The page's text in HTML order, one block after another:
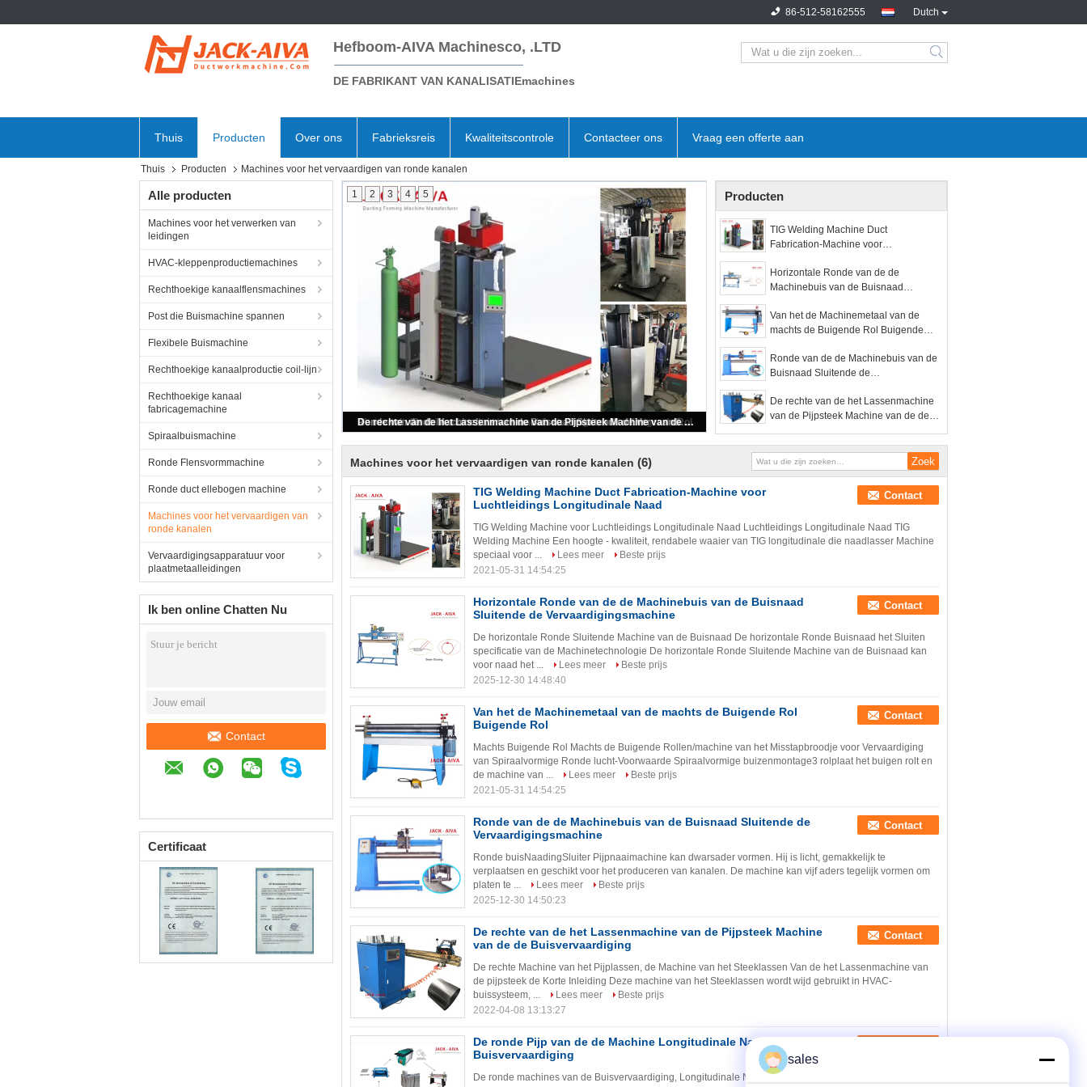
Dutch
86-512-58162555
Hefboom-AIVA Machinesco, .LTD
DE FABRIKANT VAN KANALISATIEmachines
Thuis Producten Over ons Fabrieksreis Kwaliteitscontrole Contacteer ons Vraag een offerte aan
Thuis Producten Machines voor het vervaardigen van ronde kanalen
Alle producten
Machines voor het verwerken van
leidingen
HVAC-kleppenproductiemachines
Rechthoekige kanaalflensmachines
Post die Buismachine spannen
Flexibele Buismachine
Rechthoekige kanaalproductie coil-lijn
Rechthoekige kanaal
fabricagemachine
Spiraalbuismachine
Ronde Flensvormmachine
Ronde duct ellebogen machine
Machines voor het vervaardigen van
ronde kanalen
Vervaardigingsapparatuur voor
plaatmetaalleidingen
Ik ben online Chatten Nu
Contact
Certificaat
TIG Welding Machine Duct Fabrication-Machine voor Luchtleidings Longitudinale Naad
Horizontale Ronde van de de Machinebuis van de Buisnaad Sluitende de Vervaardigingsmachine
Van het de Machinemetaal van de machts de Buigende Rol Buigende Rol
Ronde van de de Machinebuis van de Buisnaad Sluitende de VervaardigingsmachineDe rechte van de het Lassenmachine van de Pijpsteek Machine van de de Buisvervaardiging
1 2 3 4 5 Producten
TIG Welding Machine Duct
Fabrication-Machine voor
Horizontale Ronde van de de
Machinebuis van de Buisnaad
Van het de Machinemetaal van de
machts de Buigende Rol Buigende
Ronde van de de Machinebuis van de
Buisnaad Sluitende de
De rechte van de het Lassenmachine
van de Pijpsteek Machine van de de
Machines voor het vervaardigen van ronde kanalen (6)
TIG Welding Machine Duct Fabrication-Machine voor
Luchtleidings Longitudinale Naad
Contact
TIG Welding Machine voor Luchtleidings Longitudinale Naad Luchtleidings Longitudinale Naad TIG
Welding Machine Een hoogte - kwaliteit, rendabele waaier van TIG longitudinale die naadlasser Machine
speciaal voor ...
Lees meer
Beste prijs
2021-05-31 14:54:25
Horizontale Ronde van de de Machinebuis van de Buisnaad
Sluitende de Vervaardigingsmachine
Contact
De horizontale Ronde Sluitende Machine van de Buisnaad De horizontale Ronde Buisnaad het Sluiten
specificatie van de Machinetechnologie De horizontale Ronde Sluitende Machine van de Buisnaad kan
voor naad het ...
Lees meer
Beste prijs
2025-12-30 14:48:40
Van het de Machinemetaal van de machts de Buigende Rol
Buigende Rol
Contact
Machts Buigende Rol Machts de Buigende Rollen/machine van het Misstapbroodje voor Vervaardiging
van Spiraalvormige Ronde lucht-Voorwaarde Spiraalvormige buizenmontage3 rolplaat het buigen rolt en
de machine van ...
Lees meer
Beste prijs
2021-05-31 14:54:25
Ronde van de de Machinebuis van de Buisnaad Sluitende de
Vervaardigingsmachine
Contact
Ronde buisNaadingSluiter Pijpnaaimachine kan dwarsader vormen. Hij is licht, gemakkelijk te
verplaatsen en geschikt voor het produceren van kanalen. De machine kan vijf aders tegelijk vormen om
platen te ...
Lees meer
Beste prijs
2025-12-30 14:50:23
De rechte van de het Lassenmachine van de Pijpsteek Machine
van de de Buisvervaardiging
Contact
De rechte Machine van het Pijplassen, de Machine van het Steeklassen Van de het Lassenmachine van
de pijpsteek de Korte Inleiding Deze machine van het Steeklassen wordt wijd gebruikt in HVAC-
buissysteem, ...
Lees meer
Beste prijs
2022-04-08 13:13:27
De ronde Pijp van de de Machine Longitudinale Naad van de
Buisvervaardiging
De ronde machines van de Buisvervaardiging, Longitudinale Naadpijp Roestvrij staal om van de het
sales